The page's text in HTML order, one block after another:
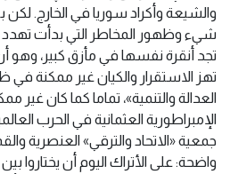
والشيعة وأكراد سوريا في الخارج.
شيء وظهور المخاطر التي بدأت تهدد
تجد أنقرة نفسها في مأزق كبير، وهو
تهز الاستقرار والكيان غير ممكنة
العدالة والتنمية»، تماما كما كان غير
الإمبراطورية العثمانية في الحرب
جمعية «الاتحاد والترقي» العنصرية
واضحة: على الأتراك اليوم أن